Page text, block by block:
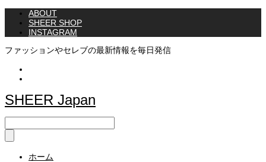
ABOUT
SHEER SHOP
INSTAGRAM
ファッションやセレブの最新情報を毎日発信
SHEER Japan
ホーム